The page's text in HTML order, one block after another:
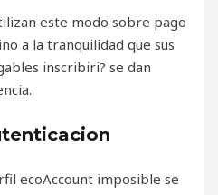
este modo sobre pago
a la tranquilidad que sus
inscribiri? se dan
ecoAccount imposible se